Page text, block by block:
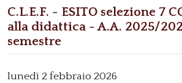
C.L.E.F. - ESITO selezione 7
alla didattica - A.A. 2025/
semestre
lunedì 2 febbraio 2026